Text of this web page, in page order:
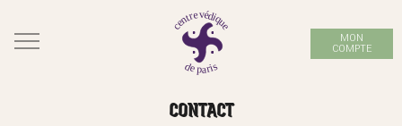
MON
COMPTE
CONTACT